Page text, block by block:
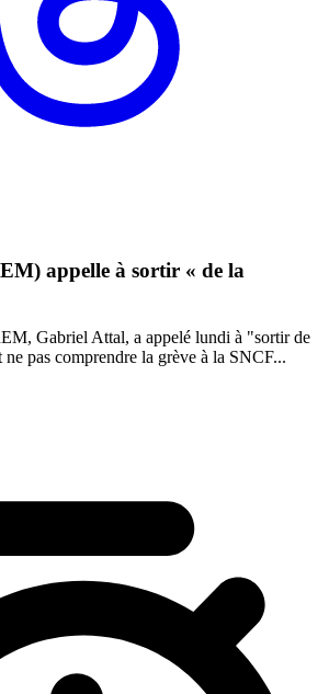
appelle à sortir « de la
Gabriel Attal, a appelé lundi à "sortir de
pas comprendre la grève à la SNCF...